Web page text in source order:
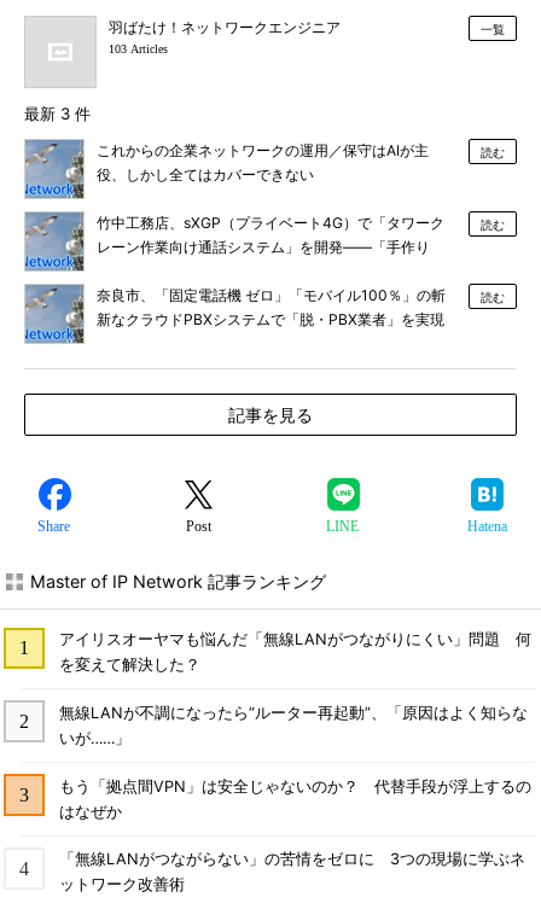
羽ばたけ！ネットワークエンジニア
103 Articles
一覧
最新 3 件
これからの企業ネットワークの運用／保守はAIが主
役、しかし全てはカバーできない
読む
竹中工務店、sXGP（プライベート4G）で「タワーク
レーン作業向け通話システム」を開発――「手作り
読む
奈良市、「固定電話機 ゼロ」「モバイル100％」の斬
新なクラウドPBXシステムで「脱・PBX業者」を実現
読む
記事を見る
Share Post LINE Hatena
Master of IP Network 記事ランキング
アイリスオーヤマも悩んだ「無線LANがつながりにくい」問題 何
を変えて解決した？
無線LANが不調になったら“ルーター再起動”、「原因はよく知らな
いが……」
もう「拠点間VPN」は安全じゃないのか？ 代替手段が浮上するの
はなぜか
「無線LANがつながらない」の苦情をゼロに 3つの現場に学ぶネ
ットワーク改善術